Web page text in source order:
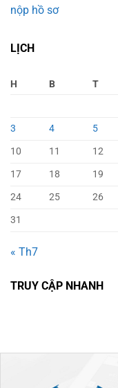
nộp hồ sơ
LỊCH
H B T
3
4 5
10
11 12
17
18 19
24
25 26
31
« Th7
TRUY CẬP NHANH